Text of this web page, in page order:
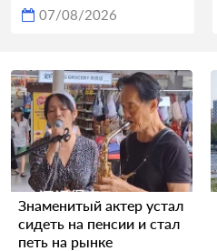
07/08/2026
Знаменитый актер устал
сидеть на пенсии и стал
петь на рынке